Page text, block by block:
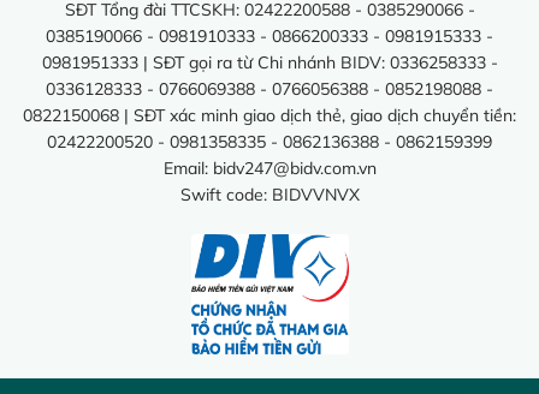
SĐT Tổng đài TTCSKH: 02422200588 - 0385290066 -
0385190066 - 0981910333 - 0866200333 - 0981915333 -
0981951333 | SĐT gọi ra từ Chi nhánh BIDV: 0336258333 -
0336128333 - 0766069388 - 0766056388 - 0852198088 -
0822150068 | SĐT xác minh giao dịch thẻ, giao dịch chuyển tiền:
02422200520 - 0981358335 - 0862136388 - 0862159399
Email: bidv247@bidv.com.vn
Swift code: BIDVVNVX